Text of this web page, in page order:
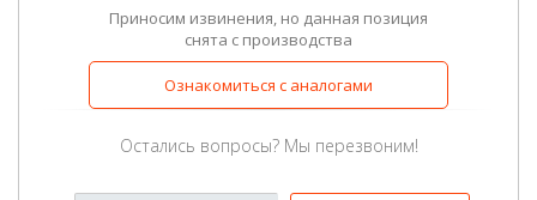
Приносим извинения, но данная позиция
снята с производства
Ознакомиться с аналогами
Остались вопросы? Мы перезвоним!